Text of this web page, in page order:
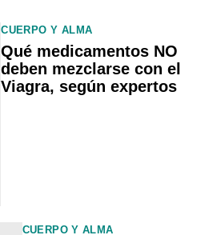
CUERPO Y ALMA
Qué medicamentos NO
deben mezclarse con el
Viagra, según expertos
CUERPO Y ALMA